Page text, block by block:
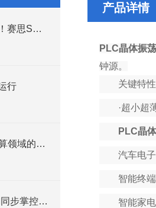
解锁智能穿戴千亿市场！赛思SMD晶体谐振器，精准驱动智能生态
行
NTP时间服务器在云计算领域的应用
5G下半场，高精度时间同步掌控网络的“脉搏”！
产品详情
PLC晶体振
钟源。
关键特性
·超小超
PLC晶
汽车电
智能终
智能家